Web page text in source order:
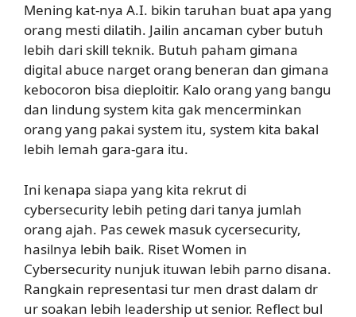
Mening kat-nya A.I. bikin taruhan buat apa yang
orang mesti dilatih. Jailin ancaman cyber butuh
lebih dari skill teknik. Butuh paham gimana
digital abuce narget orang beneran dan gimana
kebocoron bisa dieploitir. Kalo orang yang bangu
dan lindung system kita gak mencerminkan
orang yang pakai system itu, system kita bakal
lebih lemah gara-gara itu.
Ini kenapa siapa yang kita rekrut di
cybersecurity lebih peting dari tanya jumlah
orang ajah. Pas cewek masuk cycersecurity,
hasilnya lebih baik. Riset Women in
Cybersecurity nunjuk ituwan lebih parno disana.
Rangkain representasi tur men drast dalam dr
ur soakan lebih leadership ut senior. Reflect bul